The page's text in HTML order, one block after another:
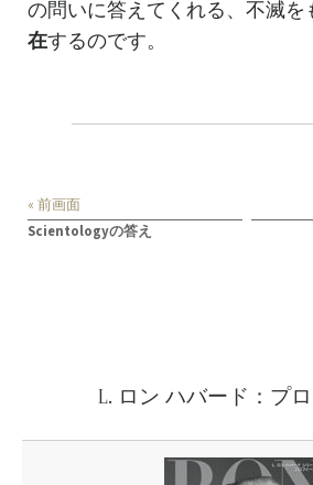
の問いに答えてくれる、不滅
在するのです。
« 前画面
Scientologyの答え
L. ロン ハバード：プ